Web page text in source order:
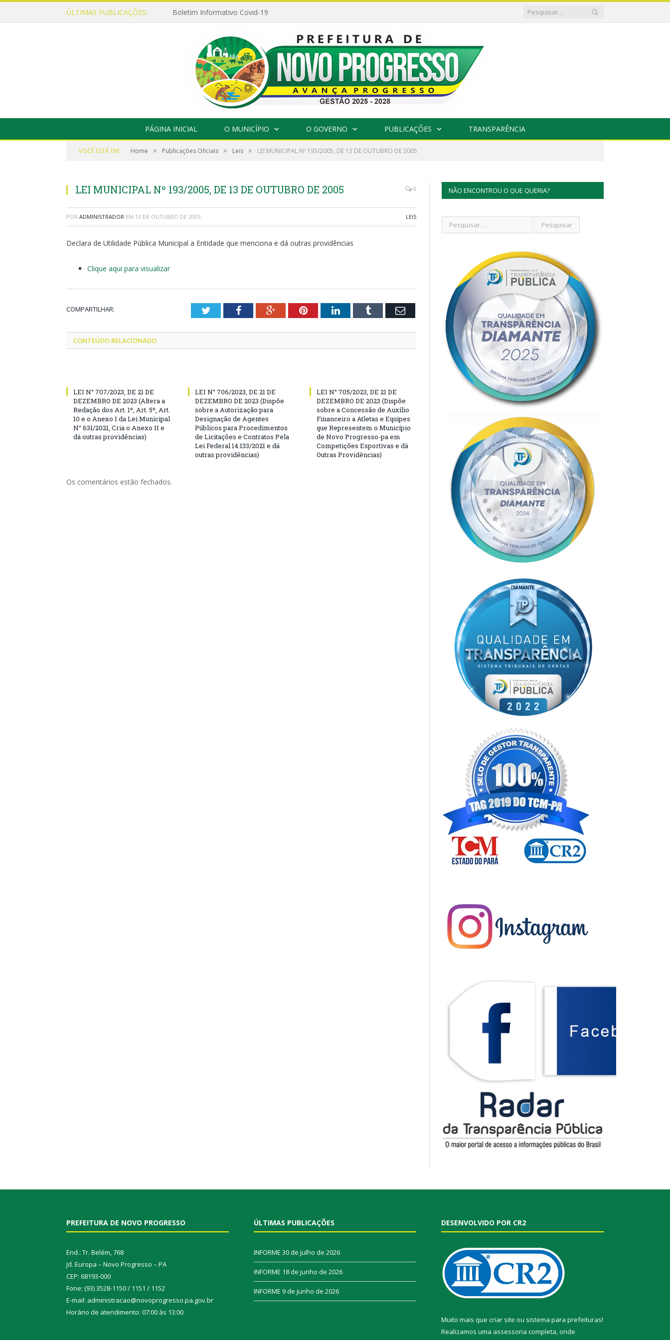
ÚLTIMAS PUBLICAÇÕES: Boletim Informativo Covid-19
PÁGINA INICIAL O MUNICÍPIO O GOVERNO PUBLICAÇÕES TRANSPARÊNCIA
VOCÊ ESTÁ EM: Home » Publicações Oficiais » Leis » LEI MUNICIPAL Nº 193/2005, DE 13 DE OUTUBRO DE 2005
LEI MUNICIPAL Nº 193/2005, DE 13 DE OUTUBRO DE 2005 0
POR ADMINISTRADOR EM 13 DE OUTUBRO DE 2005 LEIS
Declara de Utilidade Pública Municipal a Entidade que menciona e dá outras providências
Clique aqui para visualizar
COMPARTILHAR: TwitterFacebookGoogle+PinterestLinkedInTumblr Email
CONTEÚDO RELACIONADO
LEI N° 707/2023, DE 21 DE
DEZEMBRO DE 2023 (Altera a
Redação dos Art. 1º, Art. 5º, Art.
10 e o Anexo I da Lei Municipal
N° 631/2021, Cria o Anexo II e
dá outras providências)
LEI N° 706/2023, DE 21 DE
DEZEMBRO DE 2023 (Dispõe
sobre a Autorização para
Designação de Agentes
Públicos para Procedimentos
de Licitações e Contratos Pela
Lei Federal 14.133/2021 e dá
outras providências)
LEI N° 705/2023, DE 21 DE
DEZEMBRO DE 2023 (Dispõe
sobre a Concessão de Auxílio
Financeiro a Atletas e Equipes
que Representem o Município
de Novo Progresso-pa em
Competições Esportivas e dá
Outras Providências)
Os comentários estão fechados.
NÃO ENCONTROU O QUE QUERIA?
PREFEITURA DE NOVO PROGRESSO
End.: Tr. Belém, 768
Jd. Europa – Novo Progresso – PA
CEP: 68193-000
Fone: (93) 3528-1150 / 1151 / 1152
E-mail: administracao@novoprogresso.pa.gov.br
Horário de atendimento: 07:00 às 13:00
ÚLTIMAS PUBLICAÇÕES
INFORME 30 de julho de 2026
INFORME 18 de junho de 2026
INFORME 9 de junho de 2026
DESENVOLVIDO POR CR2
Muito mais que criar site ou sistema para prefeituras!
Realizamos uma assessoria completa, onde